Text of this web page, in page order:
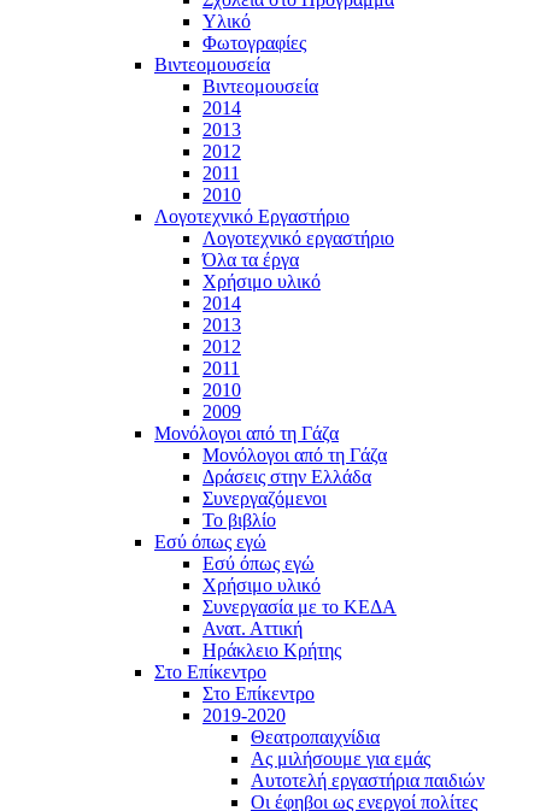
Υλικό
Φωτογραφίες
Βιντεομουσεία
Βιντεομουσεία
2014
2013
2012
2011
2010
Λογοτεχνικό Εργαστήριο
Λογοτεχνικό εργαστήριο
Όλα τα έργα
Χρήσιμο υλικό
2014
2013
2012
2011
2010
2009
Μονόλογοι από τη Γάζα
Μονόλογοι από τη Γάζα
Δράσεις στην Ελλάδα
Συνεργαζόμενοι
To βιβλίο
Εσύ όπως εγώ
Εσύ όπως εγώ
Χρήσιμο υλικό
Συνεργασία με το ΚΕΔΑ
Ανατ. Αττική
Ηράκλειο Κρήτης
Στο Επίκεντρο
Στο Επίκεντρο
2019-2020
Θεατροπαιχνίδια
Ας μιλήσουμε για εμάς
Αυτοτελή εργαστήρια παιδιών
Οι έφηβοι ως ενεργοί πολίτες